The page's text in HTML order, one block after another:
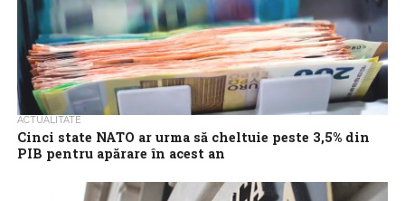
ACTUALITATE
Cinci state NATO ar urma să cheltuie peste 3,5% din
PIB pentru apărare în acest an
alocare a 3,5% din PIB pentru cheltuieli de apărare propriu-zise